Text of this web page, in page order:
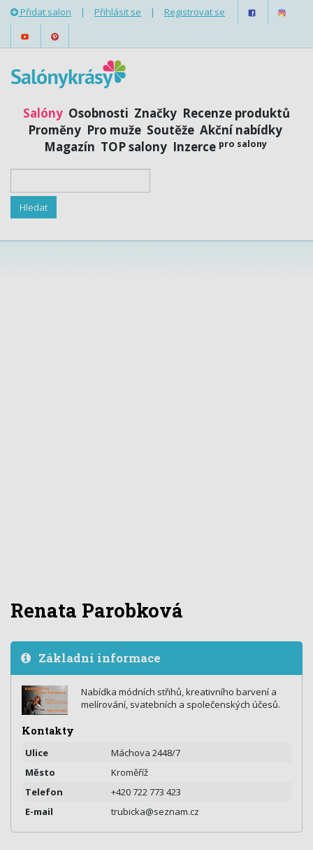
Přidat salon | Přihlásit se | Registrovat se
Salóny Osobnosti Značky Recenze produktů
Proměny Pro muže Soutěže Akční nabídky
Magazín TOP salony Inzerce pro salony
Renata Parobková
Základní informace
Nabídka módních střihů, kreativního barvení a
melírování, svatebních a společenských účesů.
Kontakty
Ulice
Máchova 2448/7
Město
Kroměříž
Telefon
+420 722 773 423
E-mail
trubicka@seznam.cz